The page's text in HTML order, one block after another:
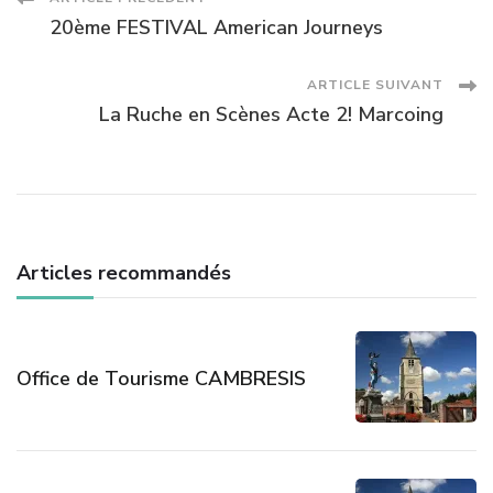
Navigation
articles
20ème FESTIVAL American Journeys
ARTICLE SUIVANT
La Ruche en Scènes Acte 2! Marcoing
Articles recommandés
Office de Tourisme CAMBRESIS